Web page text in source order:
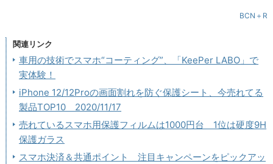
BCN＋R
関連リンク
車用の技術でスマホ“コーティング”、「KeePer LABO」で
実体験！
iPhone 12/12Proの画面割れを防ぐ保護シート、今売れてる
製品TOP10 2020/11/17
売れているスマホ用保護フィルムは1000円台 1位は硬度9H
保護ガラス
スマホ決済＆共通ポイント 注目キャンペーンをピックアッ